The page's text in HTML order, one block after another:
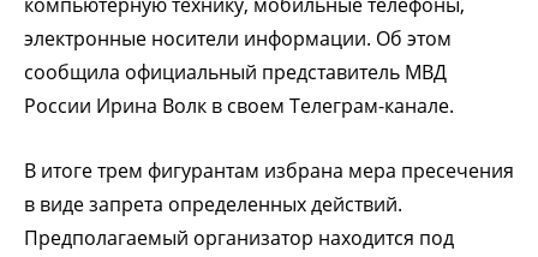
электронные носители информации. Об этом
сообщила официальный представитель МВД
России Ирина Волк в своем Телеграм-канале.
В итоге трем фигурантам избрана мера пресечения
в виде запрета определенных действий.
Предполагаемый организатор находится под